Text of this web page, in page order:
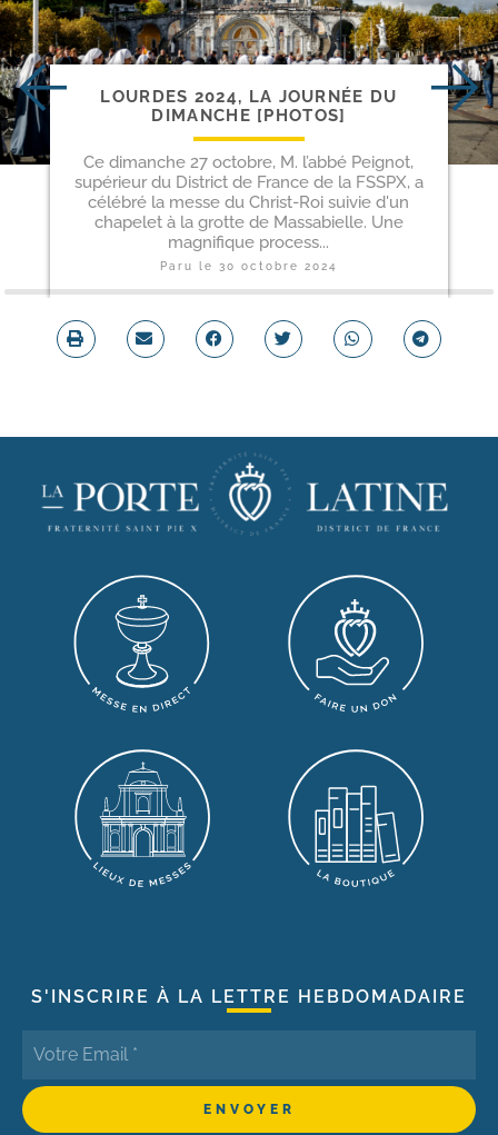
LOURDES 2024, LA JOURNÉE DU
DIMANCHE [PHOTOS]
Ce dimanche 27 octobre, M. l’abbé Peignot,
supérieur du District de France de la FSSPX, a
célébré la messe du Christ-Roi suivie d'un
chapelet à la grotte de Massabielle. Une
magnifique process...
Paru le 30 octobre 2024
S'INSCRIRE À LA LETTRE HEBDOMADAIRE